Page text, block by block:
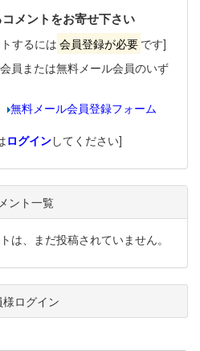
メントをお寄せ下さい
するには 会員登録が必要 です]
員または無料メール会員のいず
無料メール会員登録フォーム
ログインしてください]
ント一覧
は、まだ投稿されていません。
様ログイン